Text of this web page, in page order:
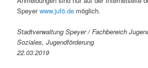
Speyerwww.jufö.de möglich.
Stadtverwaltung Speyer / Fachbereich
Soziales, Jugendförderung
22.03.2019